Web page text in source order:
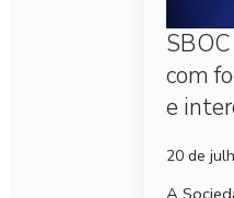
com
e
20 de